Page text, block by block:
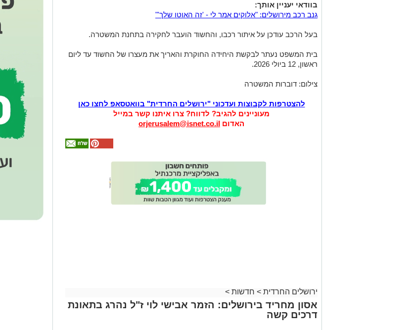
בוודאי יעניין אותך:
גנב רכב מירושלים: "אלוקים אמר לי - 'זה האוטו שלך'"
בעל הרכב עודכן על איתור רכבו, והחשוד הועבר לחקירה בתחנת המשטרה.
בית המשפט נעתר לבקשת היחידה החוקרת והאריך את מעצרו של החשוד עד ליום
ראשון, 12 ביולי 2026.
צילום: דוברות המשטרה
להצטרפות לקבוצות ועדכוני "ירושלים החרדית" בוואטסאפ לחצו כאן
מעוניינים להגיב? לדווח? צרו איתנו קשר במייל
האדום orjerusalem@isnet.co.il
גלגלי
ירושלים החרדית > חדשות >
אסון מחריד בירושלים: הזמר אבישי לוי ז"ל נהרג בתאונת
דרכים קשה